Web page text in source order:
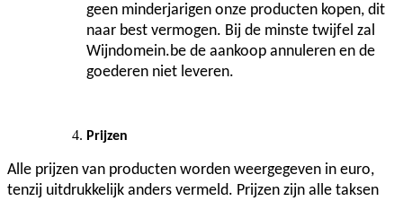
geen minderjarigen onze producten kopen, dit
naar best vermogen. Bij de minste twijfel zal
Wijndomein.be de aankoop annuleren en de
goederen niet leveren.
Prijzen
Alle prijzen van producten worden weergegeven in euro,
tenzij uitdrukkelijk anders vermeld. Prijzen zijn alle taksen